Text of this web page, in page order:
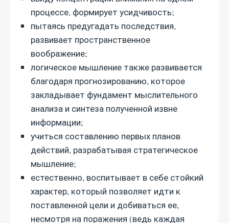
процессе, формирует усидчивость;
пытаясь предугадать последствия,
развивает пространственное
воображение;
логическое мышление также развивается
благодаря прогнозированию, которое
закладывает фундамент мыслительного
анализа и синтеза полученной извне
информации;
учиться составлению первых планов
действий, разрабатывая стратегическое
мышление;
естественно, воспитывает в себе стойкий
характер, который позволяет идти к
поставленной цели и добиваться ее,
несмотря на поражения (ведь каждая